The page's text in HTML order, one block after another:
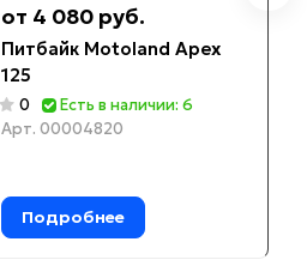
от 4 080 руб.
Питбайк Motoland Apex
125
0
Есть в наличии: 6
Арт. 00004820
Подробнее